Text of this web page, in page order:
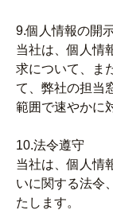
9.個人情報の開
当社は、個人情
求について、ま
て、弊社の担当
範囲で速やかに
10.法令遵守
当社は、個人情
いに関する法令
たします。